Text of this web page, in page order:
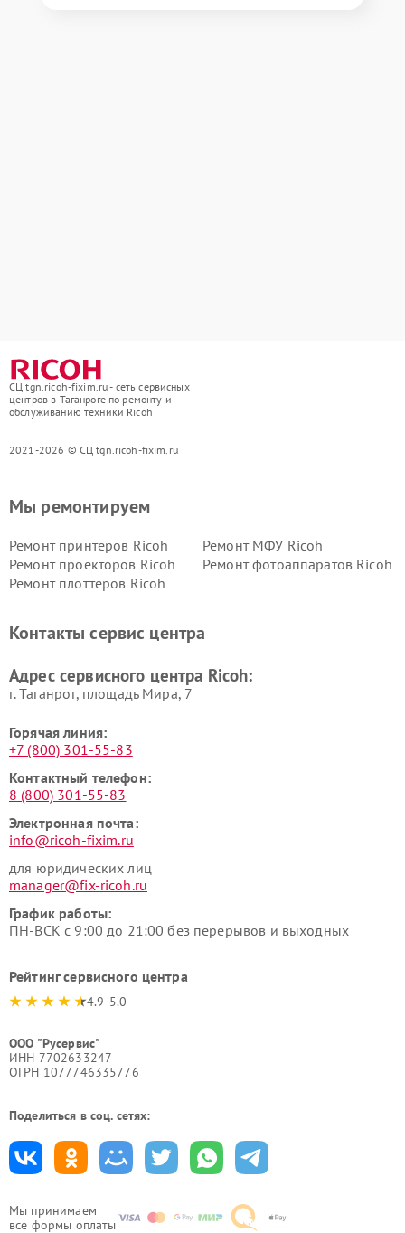
СЦ tgn.ricoh-fixim.ru - сеть сервисных
центров в Таганроге по ремонту и
обслуживанию техники Ricoh
2021-2026 © СЦ tgn.ricoh-fixim.ru
Мы принимаем
все формы оплаты
Мы ремонтируем
Ремонт принтеров Ricoh
Ремонт МФУ Ricoh
Ремонт проекторов Ricoh
Ремонт фотоаппаратов Ricoh
Ремонт плоттеров Ricoh
Контакты сервис центра
Адрес сервисного центра Ricoh:
г. Таганрог, площадь Мира, 7
Горячая линия:
+7 (800) 301-55-83
Контактный телефон:
8 (800) 301-55-83
Электронная почта:
info@ricoh-fixim.ru
для юридических лиц
manager@fix-ricoh.ru
График работы:
ПН-ВСК с 9:00 до 21:00 без перерывов и выходных
Рейтинг сервисного центра
4.9-5.0
ООО "Русервис"
ИНН 7702633247
ОГРН 1077746335776
Поделиться в соц. сетях: